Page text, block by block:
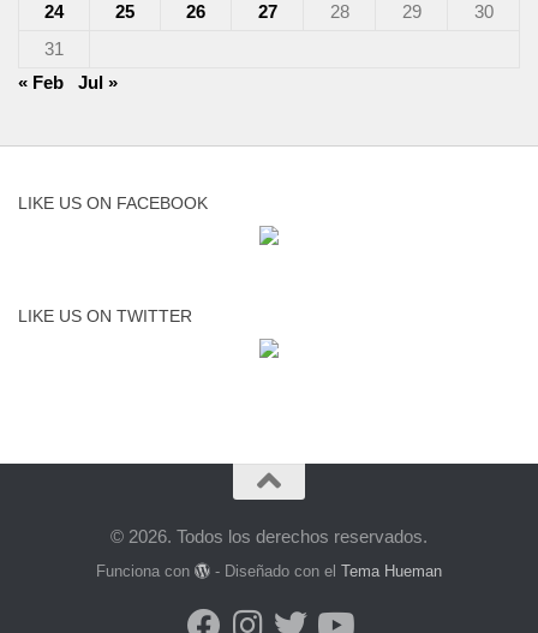
24
25 26 27 28 29
30
31
« Feb
Jul »
LIKE US ON FACEBOOK
LIKE US ON TWITTER
© 2026. Todos los derechos reservados.
Funciona con - Diseñado con elTema Hueman